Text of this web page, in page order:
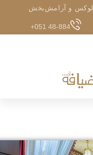
لوکس و آرامش‌بخش
+051 48-884